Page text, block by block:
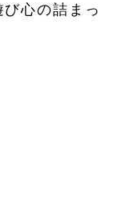
心の詰まっ